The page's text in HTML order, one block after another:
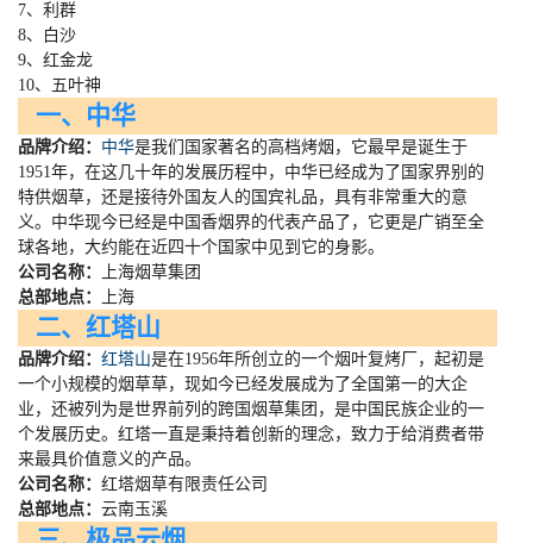
7、利群
8、白沙
9、红金龙
10、五叶神
一、中华
品牌介绍： 中华是我们国家著名的高档烤烟，它最早是诞生于
1951年，在这几十年的发展历程中，中华已经成为了国家界别的
特供烟草，还是接待外国友人的国宾礼品，具有非常重大的意
义。中华现今已经是中国香烟界的代表产品了，它更是广销至全
球各地，大约能在近四十个国家中见到它的身影。
公司名称：
上海烟草集团
总部地点：
上海
二、红塔山
品牌介绍： 红塔山是在1956年所创立的一个烟叶复烤厂，起初是
一个小规模的烟草草，现如今已经发展成为了全国第一的大企
业，还被列为是世界前列的跨国烟草集团，是中国民族企业的一
个发展历史。红塔一直是秉持着创新的理念，致力于给消费者带
来最具价值意义的产品。
公司名称： 红塔烟草有限责任公司
总部地点： 云南玉溪